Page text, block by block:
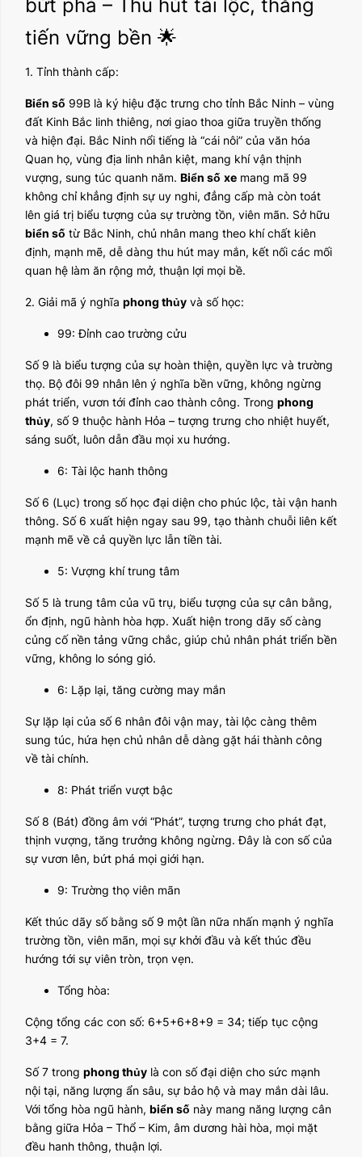
bứt phá – Thu hút tài lộc, thăng
tiến vững bền 🌟
1. Tỉnh thành cấp:
Biển số 99B là ký hiệu đặc trưng cho tỉnh Bắc Ninh – vùng
đất Kinh Bắc linh thiêng, nơi giao thoa giữa truyền thống
và hiện đại. Bắc Ninh nổi tiếng là “cái nôi” của văn hóa
Quan họ, vùng địa linh nhân kiệt, mang khí vận thịnh
vượng, sung túc quanh năm. Biển số xe mang mã 99
không chỉ khẳng định sự uy nghi, đẳng cấp mà còn toát
lên giá trị biểu tượng của sự trường tồn, viên mãn. Sở hữu
biển số từ Bắc Ninh, chủ nhân mang theo khí chất kiên
định, mạnh mẽ, dễ dàng thu hút may mắn, kết nối các mối
quan hệ làm ăn rộng mở, thuận lợi mọi bề.
2. Giải mã ý nghĩa phong thủy và số học:
99: Đỉnh cao trường cửu
Số 9 là biểu tượng của sự hoàn thiện, quyền lực và trường
thọ. Bộ đôi 99 nhân lên ý nghĩa bền vững, không ngừng
phát triển, vươn tới đỉnh cao thành công. Trong phong
thủy, số 9 thuộc hành Hỏa – tượng trưng cho nhiệt huyết,
sáng suốt, luôn dẫn đầu mọi xu hướng.
6: Tài lộc hanh thông
Số 6 (Lục) trong số học đại diện cho phúc lộc, tài vận hanh
thông. Số 6 xuất hiện ngay sau 99, tạo thành chuỗi liên kết
mạnh mẽ về cả quyền lực lẫn tiền tài.
5: Vượng khí trung tâm
Số 5 là trung tâm của vũ trụ, biểu tượng của sự cân bằng,
ổn định, ngũ hành hòa hợp. Xuất hiện trong dãy số càng
củng cố nền tảng vững chắc, giúp chủ nhân phát triển bền
vững, không lo sóng gió.
6: Lặp lại, tăng cường may mắn
Sự lặp lại của số 6 nhân đôi vận may, tài lộc càng thêm
sung túc, hứa hẹn chủ nhân dễ dàng gặt hái thành công
về tài chính.
8: Phát triển vượt bậc
Số 8 (Bát) đồng âm với “Phát”, tượng trưng cho phát đạt,
thịnh vượng, tăng trưởng không ngừng. Đây là con số của
sự vươn lên, bứt phá mọi giới hạn.
9: Trường thọ viên mãn
Kết thúc dãy số bằng số 9 một lần nữa nhấn mạnh ý nghĩa
trường tồn, viên mãn, mọi sự khởi đầu và kết thúc đều
hướng tới sự viên tròn, trọn vẹn.
Tổng hòa:
Cộng tổng các con số: 6+5+6+8+9 = 34; tiếp tục cộng
3+4 = 7.
Số 7 trong phong thủy là con số đại diện cho sức mạnh
nội tại, năng lượng ẩn sâu, sự bảo hộ và may mắn dài lâu.
Với tổng hòa ngũ hành, biển số này mang năng lượng cân
bằng giữa Hỏa – Thổ – Kim, âm dương hài hòa, mọi mặt
đều hanh thông, thuận lợi.